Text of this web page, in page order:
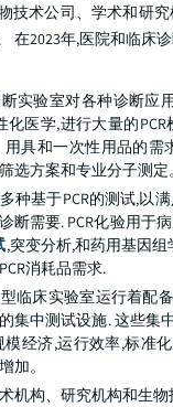
技术公司、学术和研
在2023年,医院和临床
实验室对各种诊断应
化医学,进行大量的PCR
用具和一次性用品的需
选方案和专业分子测定。
种基于PCR的测试,以
断需要. PCR化验用于
,突变分析,和药用基因
消耗品需求.
临床实验室运行着配
集中测试设施. 这些集
模经济,运行效率,标准
加。
机构、研究机构和生